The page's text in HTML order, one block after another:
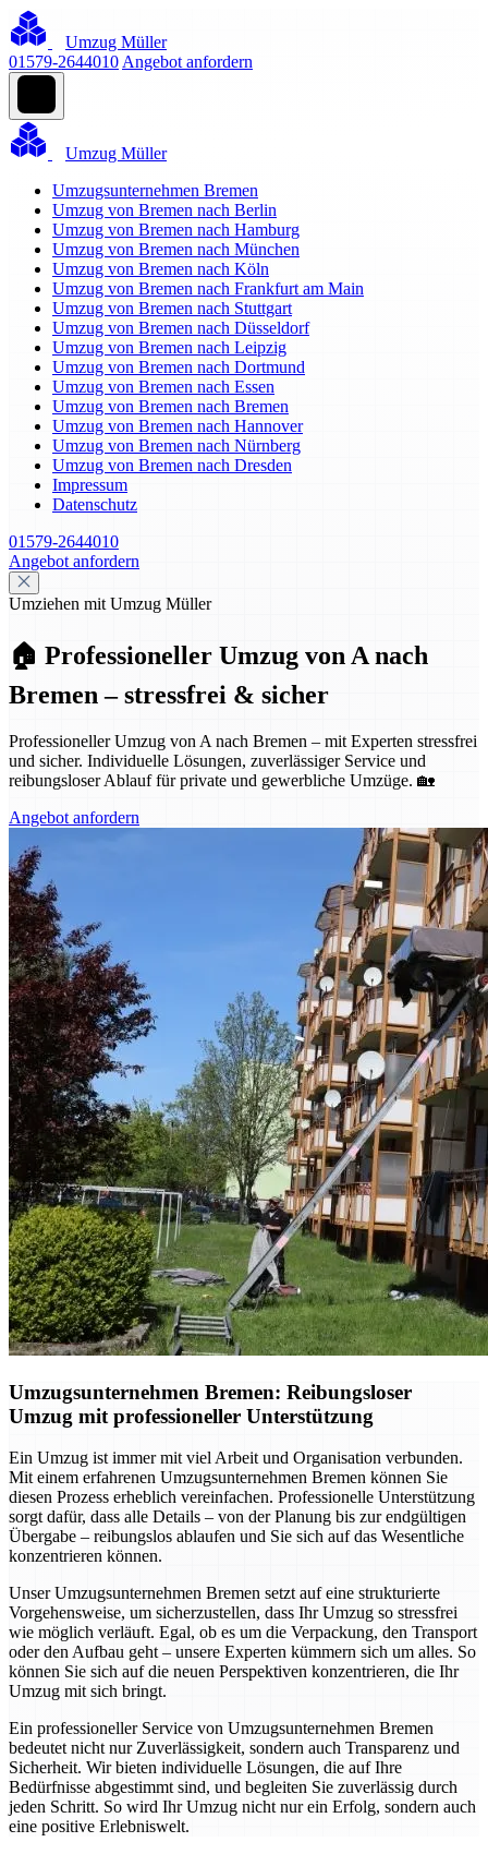
Umzug Müller
01579-2644010 Angebot anfordern
Umzug Müller
Umzugsunternehmen Bremen
Umzug von Bremen nach Berlin
Umzug von Bremen nach Hamburg
Umzug von Bremen nach München
Umzug von Bremen nach Köln
Umzug von Bremen nach Frankfurt am Main
Umzug von Bremen nach Stuttgart
Umzug von Bremen nach Düsseldorf
Umzug von Bremen nach Leipzig
Umzug von Bremen nach Dortmund
Umzug von Bremen nach Essen
Umzug von Bremen nach Bremen
Umzug von Bremen nach Hannover
Umzug von Bremen nach Nürnberg
Umzug von Bremen nach Dresden
Impressum
Datenschutz
01579-2644010
Angebot anfordern
Umziehen mit Umzug Müller
🏠 Professioneller Umzug von A nach
Bremen – stressfrei & sicher
Professioneller Umzug von A nach Bremen – mit Experten stressfrei
und sicher. Individuelle Lösungen, zuverlässiger Service und
reibungsloser Ablauf für private und gewerbliche Umzüge. 🏡
Angebot anfordern
Umzugsunternehmen Bremen: Reibungsloser
Umzug mit professioneller Unterstützung
Ein Umzug ist immer mit viel Arbeit und Organisation verbunden.
Mit einem erfahrenen Umzugsunternehmen Bremen können Sie
diesen Prozess erheblich vereinfachen. Professionelle Unterstützung
sorgt dafür, dass alle Details – von der Planung bis zur endgültigen
Übergabe – reibungslos ablaufen und Sie sich auf das Wesentliche
konzentrieren können.
Unser Umzugsunternehmen Bremen setzt auf eine strukturierte
Vorgehensweise, um sicherzustellen, dass Ihr Umzug so stressfrei
wie möglich verläuft. Egal, ob es um die Verpackung, den Transport
oder den Aufbau geht – unsere Experten kümmern sich um alles. So
können Sie sich auf die neuen Perspektiven konzentrieren, die Ihr
Umzug mit sich bringt.
Ein professioneller Service von Umzugsunternehmen Bremen
bedeutet nicht nur Zuverlässigkeit, sondern auch Transparenz und
Sicherheit. Wir bieten individuelle Lösungen, die auf Ihre
Bedürfnisse abgestimmt sind, und begleiten Sie zuverlässig durch
jeden Schritt. So wird Ihr Umzug nicht nur ein Erfolg, sondern auch
eine positive Erlebniswelt.